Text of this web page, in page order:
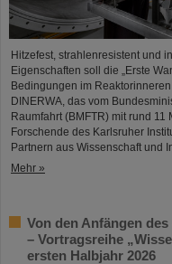
Hitzefest, strahlenresistent und
Eigenschaften soll die „Erste
Bedingungen im
DINERWA, das vom
Raumfahrt (BMFTR) mit rund
Forschende des Karlsruher
Partnern aus Wissenschaft und
Mehr »
Von den Anfängen
– Vortragsreihe
ersten Halbjahr 2026